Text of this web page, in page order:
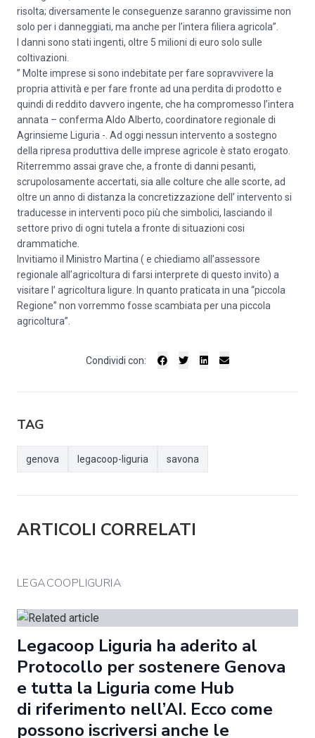
risolta; diversamente le conseguenze saranno gravissime non
solo per i danneggiati, ma anche per l’intera filiera agricola”.
I danni sono stati ingenti, oltre 5 milioni di euro solo sulle
coltivazioni.
” Molte imprese si sono indebitate per fare sopravvivere la
propria attività e per fare fronte ad una perdita di prodotto e
quindi di reddito davvero ingente, che ha compromesso l’intera
annata – conferma Aldo Alberto, coordinatore regionale di
Agrinsieme Liguria -. Ad oggi nessun intervento a sostegno
della ripresa produttiva delle imprese agricole è stato erogato.
Riterremmo assai grave che, a fronte di danni pesanti,
scrupolosamente accertati, sia alle colture che alle scorte, ad
oltre un anno di distanza la concretizzazione dell’ intervento si
traducesse in interventi poco più che simbolici, lasciando il
settore privo di ogni tutela a fronte di situazioni cosi
drammatiche.
Invitiamo il Ministro Martina ( e chiediamo all’assessore
regionale all’agricoltura di farsi interprete di questo invito) a
visitare l’ agricoltura ligure. In quanto praticata in una “piccola
Regione” non vorremmo fosse scambiata per una piccola
agricoltura”.
Condividi con:
TAG
genova legacoop-liguria savona
ARTICOLI CORRELATI
LEGACOOPLIGURIA
Legacoop Liguria ha aderito al
Protocollo per sostenere Genova
e tutta la Liguria come Hub
di riferimento nell’AI. Ecco come
possono iscriversi anche le